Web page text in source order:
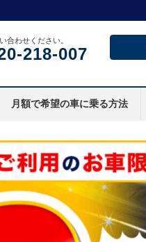
合わせください。
218-007
月額で希望の車に乗る方法